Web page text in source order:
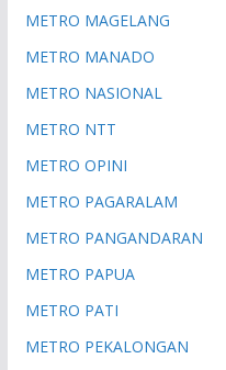
METRO MAGELANG
METRO MANADO
METRO NASIONAL
METRO NTT
METRO OPINI
METRO PAGARALAM
METRO PANGANDARAN
METRO PAPUA
METRO PATI
METRO PEKALONGAN